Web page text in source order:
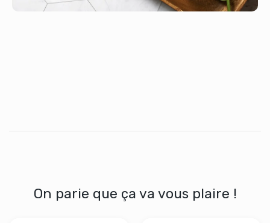
On parie que ça va vous plaire !